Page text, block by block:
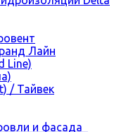
Лайн
Line)
/ Тайвек
и фасада